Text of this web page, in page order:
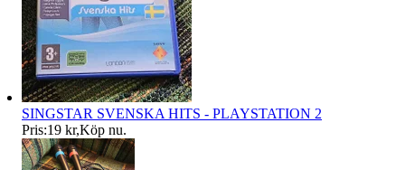
SINGSTAR SVENSKA HITS - PLAYSTATION 2
Pris:19 kr,Köp nu.